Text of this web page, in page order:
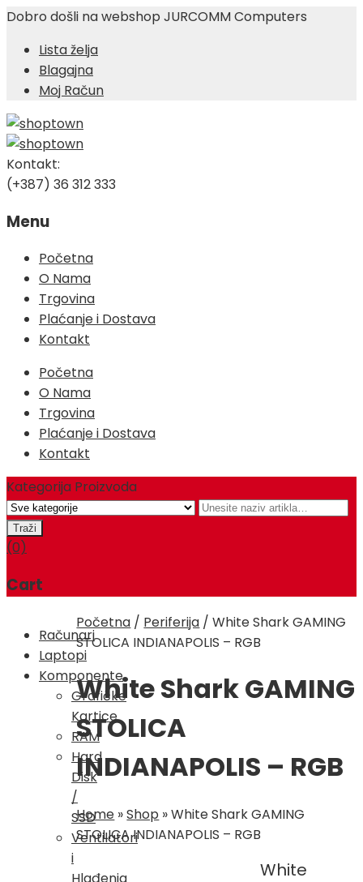
Dobro došli na webshop JURCOMM Computers
Lista želja
Blagajna
Moj Račun
Kontakt:
(+387) 36 312 333
Menu
Skip
content
Početna
O Nama
Trgovina
Plaćanje i Dostava
Kontakt
Početna
O Nama
Trgovina
Plaćanje i Dostava
Kontakt
Kategorija Proizvoda
(0)
Cart
Računari
Laptopi
Komponente
Grafičke
Kartice
RAM
Hard
Disk
/
SSD
Ventilatori
i
Hlađenja
Početna / Periferija /White Shark GAMING
STOLICA INDIANAPOLIS – RGB
White Shark GAMING
STOLICA
INDIANAPOLIS – RGB
Home »Shop »White Shark GAMING
STOLICA INDIANAPOLIS – RGB
White